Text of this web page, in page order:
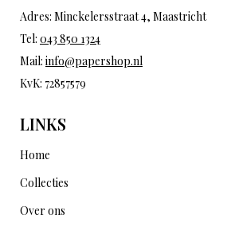
Adres: Minckelersstraat 4, Maastricht
Tel: 043 850 1324
Mail: info@papershop.nl
KvK: 72857579
LINKS
Home
Collecties
Over ons